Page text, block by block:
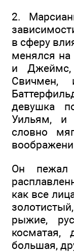
2.
в сферу
менялся на
и
Свичмен,
девушка
Уильям, и
словно
Он пежал
как все
рыжие,
косматая,
большая,